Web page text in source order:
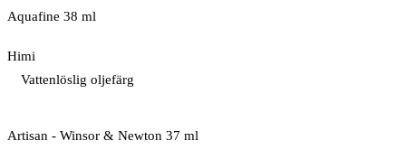
Aquafine 38 ml
Himi
Vattenlöslig oljefärg
Artisan - Winsor & Newton 37 ml